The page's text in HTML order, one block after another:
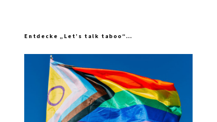
Entdecke „Let’s talk taboo“…